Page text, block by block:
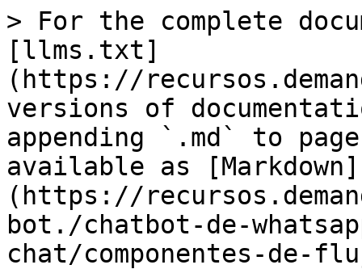
> For the complete
[llms.txt]
(https://
versions of
appending `.md` to
available as [Markdown]
(https://
bot./chatbot-de-
chat/componentes-de-